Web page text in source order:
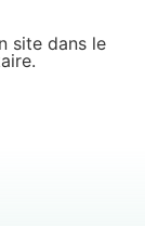
site dans le